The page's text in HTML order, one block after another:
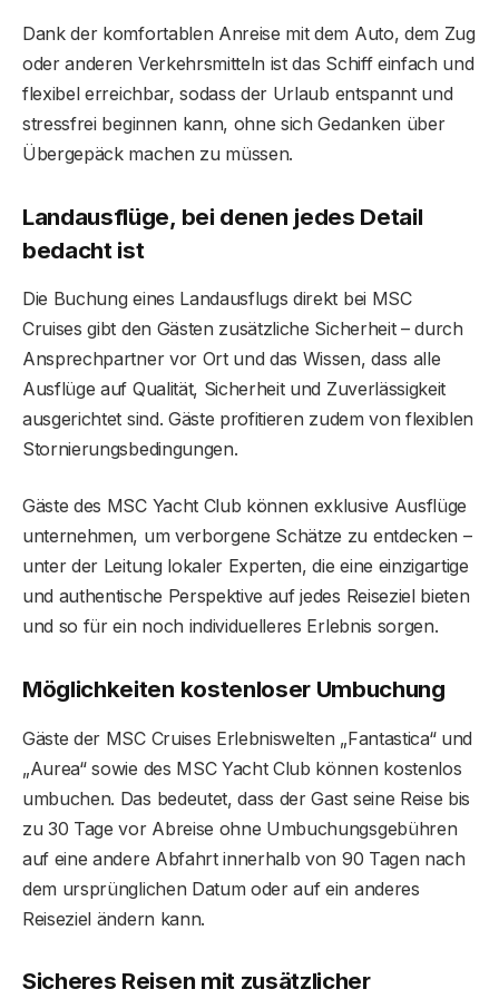
Dank der komfortablen Anreise mit dem Auto, dem Zug
oder anderen Verkehrsmitteln ist das Schiff einfach und
flexibel erreichbar, sodass der Urlaub entspannt und
stressfrei beginnen kann, ohne sich Gedanken über
Übergepäck machen zu müssen.
Landausflüge, bei denen jedes Detail
bedacht ist
Die Buchung eines Landausflugs direkt bei MSC
Cruises gibt den Gästen zusätzliche Sicherheit – durch
Ansprechpartner vor Ort und das Wissen, dass alle
Ausflüge auf Qualität, Sicherheit und Zuverlässigkeit
ausgerichtet sind. Gäste profitieren zudem von flexiblen
Stornierungsbedingungen.
Gäste des MSC Yacht Club können exklusive Ausflüge
unternehmen, um verborgene Schätze zu entdecken –
unter der Leitung lokaler Experten, die eine einzigartige
und authentische Perspektive auf jedes Reiseziel bieten
und so für ein noch individuelleres Erlebnis sorgen.
Möglichkeiten kostenloser Umbuchung
Gäste der MSC Cruises Erlebniswelten „Fantastica“ und
„Aurea“ sowie des MSC Yacht Club können kostenlos
umbuchen. Das bedeutet, dass der Gast seine Reise bis
zu 30 Tage vor Abreise ohne Umbuchungsgebühren
auf eine andere Abfahrt innerhalb von 90 Tagen nach
dem ursprünglichen Datum oder auf ein anderes
Reiseziel ändern kann.
Sicheres Reisen mit zusätzlicher